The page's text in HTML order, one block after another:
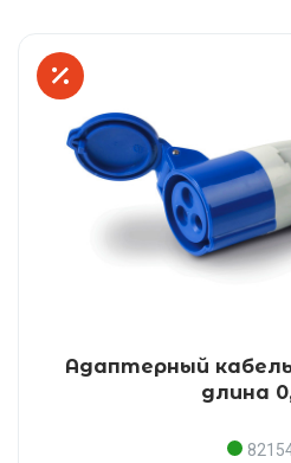
Адаптерный кабель
длина